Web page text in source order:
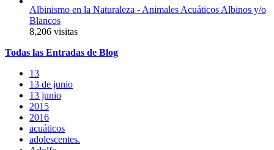
Albinismo en la Naturaleza - Animales Acuáticos Albinos y/o
Blancos
8,206 visitas
Todas las Entradas de Blog
13
13 de junio
13 junio
2015
2016
acuáticos
adolescentes.